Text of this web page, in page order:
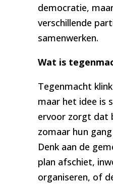
democratie,
verschillende
samenwerken.
Wat is
Tegenmacht
maar het idee is
ervoor zorgt dat
zomaar hun
Denk aan de
plan afschiet,
organiseren, of